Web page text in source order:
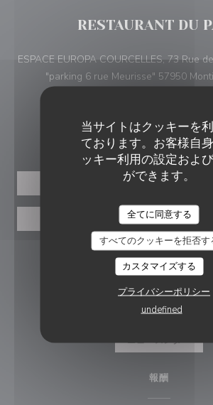
当サイトはクッキーを
ております。お客様自
ッキー利用の設定およ
ができます。
全てに同意する
すべてのクッキーを拒否す
カスタマイズする
プライバシーポリシー
undefined
RESTAURANT DU
ESPACE EUROPA COURCELLES, 73 Rue
"parking 6 rue Meurisse" 57950
ご予約
予約
バウチャー
フォローしてください
Facebook ((
ニュースレター
報酬